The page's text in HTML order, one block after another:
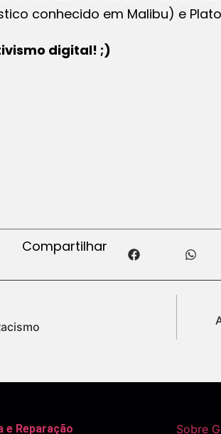
conhecido em Malibu) e
digital! ;)
Compartilhar
e Reparação Sobre